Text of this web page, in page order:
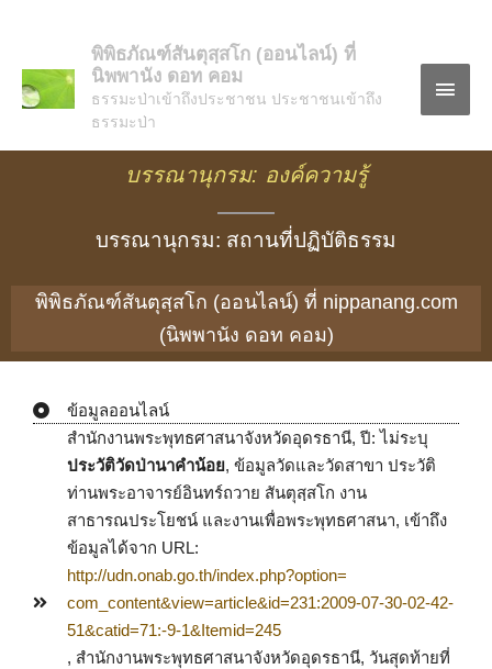
พิพิธภัณฑ์สันตุสฺสโก (ออนไลน์) ที่
นิพพานัง ดอท คอม
ธรรมะป่าเข้าถึงประชาชน ประชาชนเข้าถึง
ธรรมะป่า
บรรณานุกรม: องค์ความรู้
บรรณานุกรม: สถานที่ปฏิบัติธรรม
พิพิธภัณฑ์สันตุสฺสโก (ออนไลน์) ที่ nippanang.com
(นิพพานัง ดอท คอม)
ข้อมูลออนไลน์
สำนักงานพระพุทธศาสนาจังหวัดอุดรธานี, ปี: ไม่ระบุ
ประวัติวัดป่านาคำน้อย, ข้อมูลวัดและวัดสาขา ประวัติ
ท่านพระอาจารย์อินทร์ถวาย สันตุสฺสโก งาน
สาธารณประโยชน์ และงานเพื่อพระพุทธศาสนา, เข้าถึง
ข้อมูลได้จาก URL:
http://udn.onab.go.th/index.php?option=
com_content&view=article&id=231:2009-07-30-02-42-
51&catid=71:-9-1&Itemid=245
, สำนักงานพระพุทธศาสนาจังหวัดอุดรธานี, วันสุดท้ายที่